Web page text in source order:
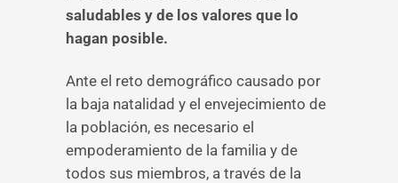
saludables y de los valores que lo
hagan posible.
Ante el reto demográfico causado por
la baja natalidad y el envejecimiento de
la población, es necesario el
empoderamiento de la familia y de
todos sus miembros, a través de la